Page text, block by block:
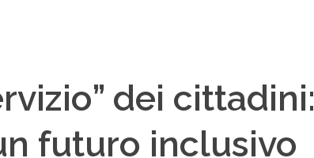
dei cittadini:
futuro inclusivo